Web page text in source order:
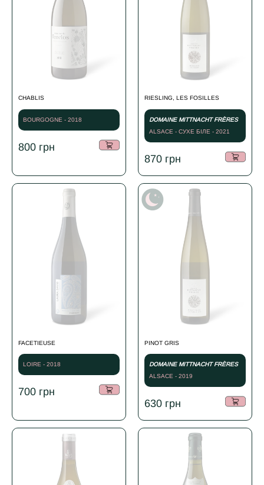
CHABLIS
BOURGOGNE - 2018
800 грн
RIESLING, LES FOSILLES
DOMAINE MITTNACHT FRÈRES
ALSACE - СУХЕ БІЛЕ - 2021
870 грн
FACETIEUSE
LOIRE - 2018
700 грн
PINOT GRIS
DOMAINE MITTNACHT FRÈRES
ALSACE - 2019
630 грн